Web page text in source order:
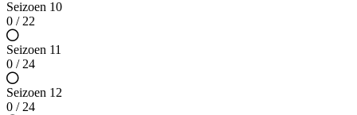
Seizoen 10
0 / 22
Seizoen 11
0 / 24
Seizoen 12
0 / 24